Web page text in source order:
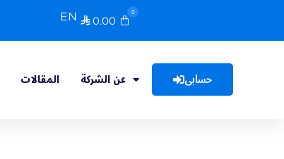
EN 0.00
0
المقالات عن الشركة حسابى